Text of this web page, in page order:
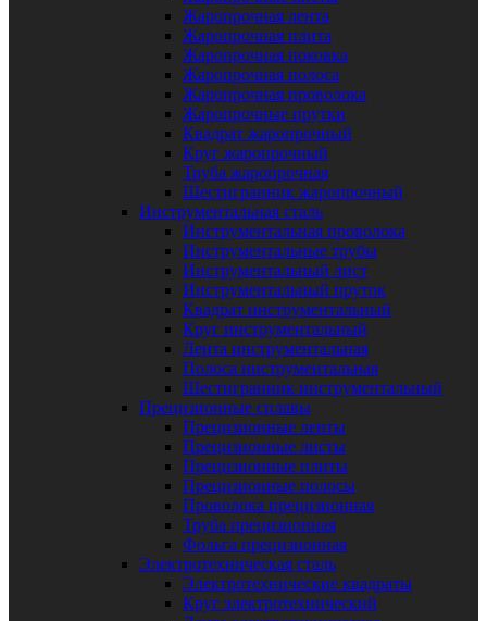
Жаропрочная лента
Жаропрочная плита
Жаропрочная поковка
Жаропрочная полоса
Жаропрочная проволока
Жаропрочные прутки
Квадрат жаропрочный
Круг жаропрочный
Труба жаропрочная
Шестигранник жаропрочный
Инструментальная сталь
Инструментальная проволока
Инструментальные трубы
Инструментальный лист
Инструментальный пруток
Квадрат инструментальный
Круг инструментальный
Лента инструментальная
Полоса инструментальная
Шестигранник инструментальный
Прецизионные сплавы
Прецизионные ленты
Прецизионные листы
Прецизионные плиты
Прецизионные полосы
Проволока прецизионная
Труба прецизионная
Фольга прецизионная
Электротехническая сталь
Электротехнические квадраты
Круг электротехнический